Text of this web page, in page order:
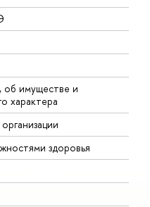
об имуществе и
характера
здоровья